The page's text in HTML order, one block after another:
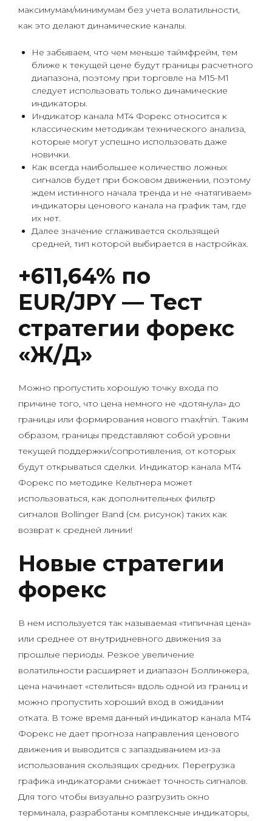
максимумам/минимумам без учета волатильности,
как это делают динамические каналы.
Не забываем, что чем меньше таймфрейм, тем
ближе к текущей цене будут границы расчетного
диапазона, поэтому при торговле на M15-M1
следует использовать только динамические
индикаторы.
Индикатор канала MT4 Форекс относится к
классическим методикам технического анализа,
которые могут успешно использовать даже
новички.
Как всегда наибольшее количество ложных
сигналов будет при боковом движении, поэтому
ждем истинного начала тренда и не «натягиваем»
индикаторы ценового канала на график там, где
их нет.
Далее значение сглаживается скользящей
средней, тип которой выбирается в настройках.
+611,64% по
EUR/JPY — Тест
стратегии форекс
«Ж/Д»
Можно пропустить хорошую точку входа по
причине того, что цена немного не «дотянула» до
границы или формирования нового max/min. Таким
образом, границы представляют собой уровни
текущей поддержки/сопротивления, от которых
будут открываться сделки. Индикатор канала MT4
Форекс по методике Кельтнера может
использоваться, как дополнительных фильтр
сигналов Bollinger Band (см. рисунок) таких как
возврат к средней линии!
Новые стратегии
форекс
В нем используется так называемая «типичная цена»
или среднее от внутридневного движения за
прошлые периоды. Резкое увеличение
волатильности расширяет и диапазон Боллинжера,
цена начинает «стелиться» вдоль одной из границ и
можно пропустить хороший вход в ожидании
отката. В тоже время данный индикатор канала MT4
Форекс не дает прогноза направления ценового
движения и выводится с запаздыванием из-за
использования скользящих средних. Перегрузка
графика индикаторами снижает точность сигналов.
Для того чтобы визуально разгрузить окно
терминала, разработаны комплексные индикаторы,